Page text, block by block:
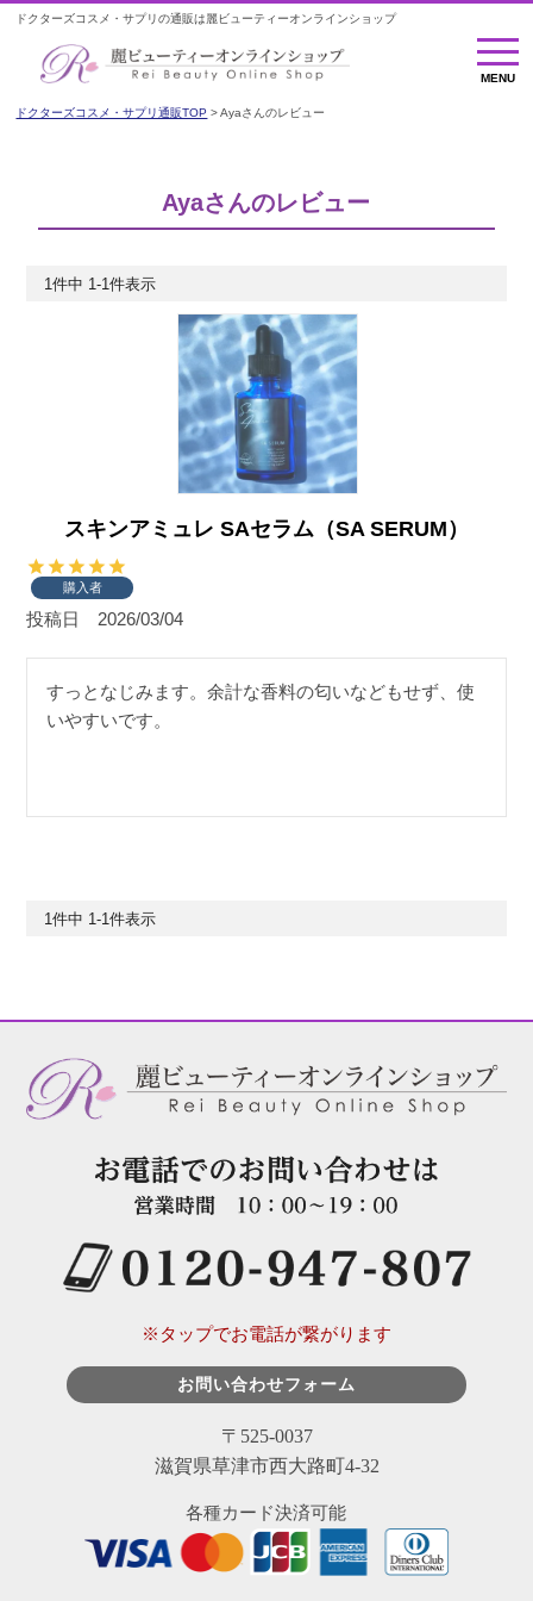
ドクターズコスメ・サプリの通販は麗ビューティーオンラインショップ
MENU
MENU
ドクターズコスメ・サプリ通販TOP Ayaさんのレビュー
Ayaさんのレビュー
1件中 1-1件表示
スキンアミュレ SAセラム（SA SERUM）
購入者
投稿日 2026/03/04
すっとなじみます。余計な香料の匂いなどもせず、使
いやすいです。
1件中 1-1件表示
※タップでお電話が繋がります
お問い合わせフォーム
〒525-0037
滋賀県草津市西大路町4-32
各種カード決済可能